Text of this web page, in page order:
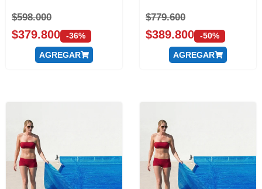
$598.000
$379.800 -36%
AGREGAR
$779.600
$389.800 -50%
AGREGAR